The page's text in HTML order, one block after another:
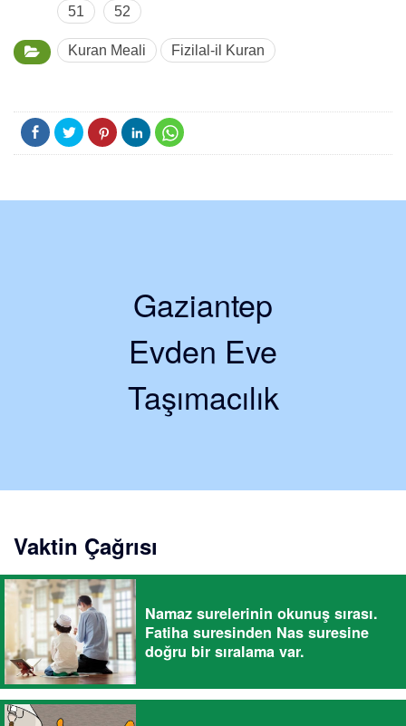
51 52
Kuran Meali Fizilal-il Kuran
Gaziantep
Evden Eve
Taşımacılık
Vaktin Çağrısı
Namaz surelerinin okunuş sırası.
Fatiha suresinden Nas suresine
doğru bir sıralama var.